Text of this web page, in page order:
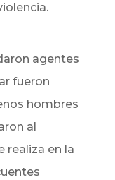
agentes
fueron
hombres
al
realiza en la